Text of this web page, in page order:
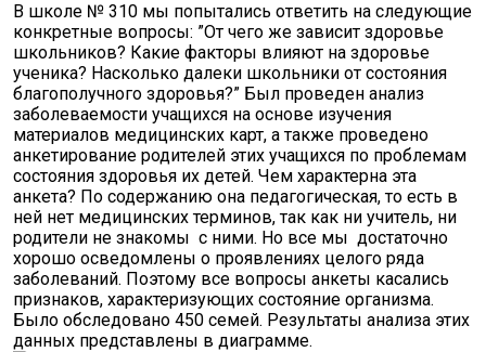
В школе № 310 мы попытались ответить на следующие
конкретные вопросы: ”От чего же зависит здоровье
школьников? Какие факторы влияют на здоровье
ученика? Насколько далеки школьники от состояния
благополучного здоровья?” Был проведен анализ
заболеваемости учащихся на основе изучения
материалов медицинских карт, а также проведено
анкетирование родителей этих учащихся по проблемам
состояния здоровья их детей. Чем характерна эта
анкета? По содержанию она педагогическая, то есть в
ней нет медицинских терминов, так как ни учитель, ни
родители не знакомы с ними. Но все мы достаточно
хорошо осведомлены о проявлениях целого ряда
заболеваний. Поэтому все вопросы анкеты касались
признаков, характеризующих состояние организма.
Было обследовано 450 семей. Результаты анализа этих
данных представлены в диаграмме.